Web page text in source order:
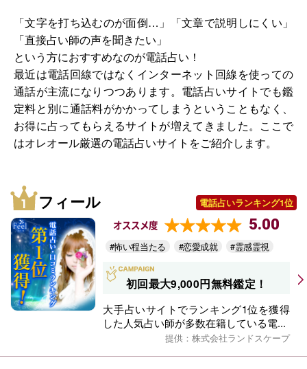
「文字を打ち込むのが面倒…」「文章で説明しにくい」
「直接占い師の声を聞きたい」
という方におすすめなのが電話占い！
最近は電話回線ではなくインターネット回線を使っての
通話が主流になりつつあります。電話占いサイトでも鑑
定料と別に通話料がかかってしまうということもなく、
お得に占ってもらえるサイトが増えてきました。ここで
はオレオール厳選の電話占いサイトをご紹介します。
フィール 電話占いランキング1位
オススメ度 5.00
#怖い程当たる #恋愛成就 #霊感霊視
初回最大9,000円無料鑑定！
大手占いサイトでランキング1位を獲得
した人気占い師が多数在籍している電...
提供：株式会社ランドスケープ